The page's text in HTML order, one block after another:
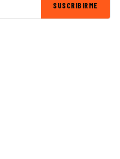
SUSCRIBIRME